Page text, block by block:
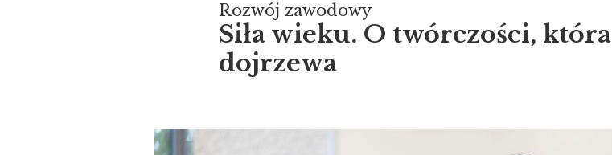
Rozwój zawodowy
Siła wieku. O twórczości, która
dojrzewa